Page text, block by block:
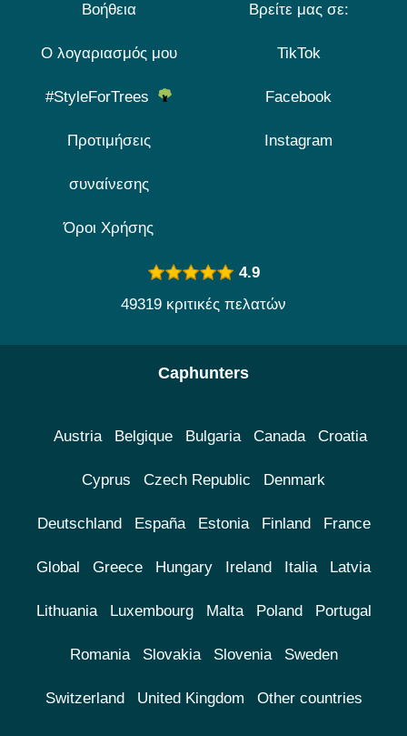
Βοήθεια
Ο λογαριασμός μου
#StyleForTrees
Προτιμήσεις
συναίνεσης
Όροι Χρήσης
Βρείτε μας σε:
TikTok
Facebook
Instagram
4.9
49319 κριτικές πελατών
Caphunters
Austria Belgique Bulgaria Canada Croatia
Cyprus Czech Republic Denmark
Deutschland España Estonia Finland France
Global Greece Hungary Ireland Italia Latvia
Lithuania Luxembourg Malta Poland Portugal
Romania Slovakia Slovenia Sweden
Switzerland United Kingdom Other countries